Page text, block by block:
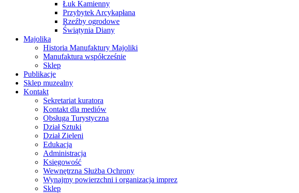
Łuk Kamienny
Przybytek Arcykapłana
Rzeźby ogrodowe
Świątynia Diany
Majolika
Historia Manufaktury Majoliki
Manufaktura współcześnie
Sklep
Publikacje
Sklep muzealny
Kontakt
Sekretariat kuratora
Kontakt dla mediów
Obsługa Turystyczna
Dział Sztuki
Dział Zieleni
Edukacja
Administracja
Księgowość
Wewnętrzna Służba Ochrony
Wynajmy powierzchni i organizacja imprez
Sklep